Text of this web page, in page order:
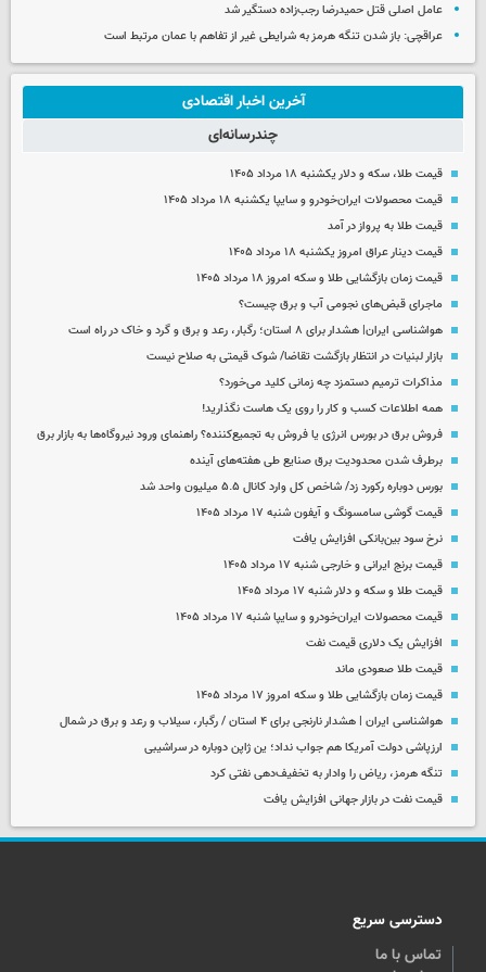
عامل اصلی قتل حمیدرضا رجب‌زاده دستگیر شد
عراقچی: باز شدن تنگه هرمز به شرایطی غیر از تفاهم با عمان مرتبط است
آخرین اخبار اقتصادی
چندرسانه‌ای
قیمت طلا، سکه و دلار یکشنبه ۱۸ مرداد ۱۴۰۵
قیمت محصولات ایران‌خودرو و سایپا یکشنبه ۱۸ مرداد ۱۴۰۵
قیمت طلا به پرواز در آمد
قیمت دینار عراق امروز یکشنبه ۱۸ مرداد ۱۴۰۵
قیمت زمان بازگشایی طلا و سکه امروز ۱۸ مرداد ۱۴۰۵
ماجرای قبض‌های نجومی آب و برق چیست؟
هواشناسی ایران| هشدار برای ۸ استان؛ رگبار، رعد و برق و گرد و خاک در راه است
بازار لبنیات در انتظار بازگشت تقاضا/ شوک قیمتی به صلاح نیست
مذاکرات ترمیم دستمزد چه زمانی کلید می‌خورد؟
همه اطلاعات کسب‌ و کار را روی یک هاست نگذارید!
فروش برق در بورس انرژی یا فروش به تجمیع‌کننده؟ راهنمای ورود نیروگاه‌ها به بازار برق
برطرف شدن محدودیت‌ برق صنایع طی هفته‌های آینده
بورس دوباره رکورد زد/ شاخص کل وارد کانال ۵.۵ میلیون واحد شد
قیمت گوشی سامسونگ و آیفون شنبه ۱۷ مرداد ۱۴۰۵
نرخ سود بین‌بانکی افزایش یافت
قیمت برنج ایرانی و خارجی شنبه ۱۷ مرداد ۱۴۰۵
قیمت طلا و سکه و دلار شنبه ۱۷ مرداد ۱۴۰۵
قیمت محصولات ایران‌خودرو و سایپا شنبه ۱۷ مرداد ۱۴۰۵
افزایش یک دلاری قیمت نفت
قیمت طلا صعودی ماند
قیمت زمان بازگشایی طلا و سکه امروز ۱۷ مرداد ۱۴۰۵
هواشناسی ایران | هشدار نارنجی برای ۴ استان / رگبار، سیلاب و رعد و برق در شمال
ارزپاشی دولت آمریکا هم جواب نداد؛ ین ژاپن دوباره در سراشیبی
تنگه هرمز، ریاض را وادار به تخفیف‌دهی نفتی کرد
قیمت نفت در بازار جهانی افزایش یافت
دسترسی سریع
تماس با ما